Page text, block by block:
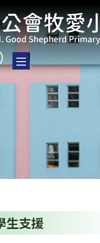
Toggle main menu
生支援